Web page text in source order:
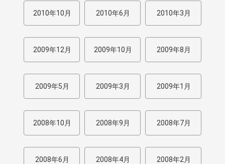
2010年10月 2010年6月 2010年3月
2009年12月 2009年10月 2009年8月
2009年5月 2009年3月 2009年1月
2008年10月 2008年9月 2008年7月
2008年6月 2008年4月 2008年2月